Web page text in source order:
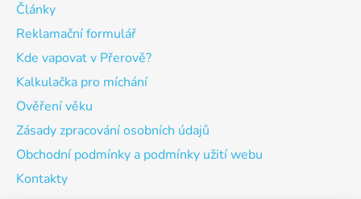
Články
Reklamační formulář
Kde vapovat v Přerově?
Kalkulačka pro míchání
Ověření věku
Zásady zpracování osobních údajů
Obchodní podmínky a podmínky užití webu
Kontakty